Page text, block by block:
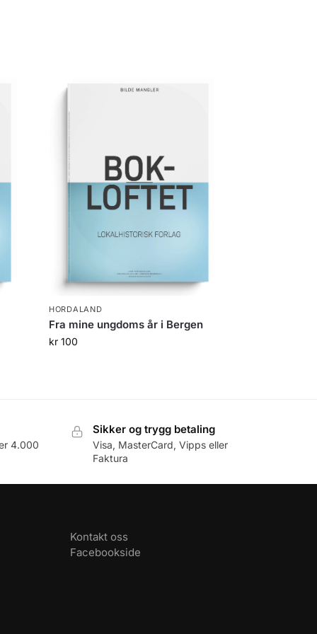
HORDALAND
Fra mine ungdoms år i Bergen
kr 100
4.000
Sikker og trygg betaling
Visa, MasterCard, Vipps eller
Faktura
Kontakt oss
Facebookside